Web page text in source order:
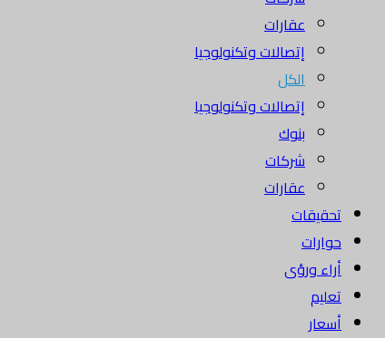
عقارات
إتصالات وتكنولوجيا
الكل
إتصالات وتكنولوجيا
بنوك
شركات
عقارات
تحقيقات
حوارات
أراء ورؤى
تعليم
أسعار